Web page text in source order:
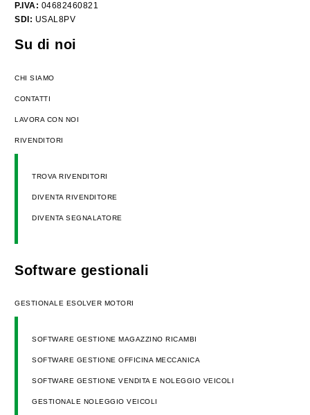
P.IVA: 04682460821
SDI: USAL8PV
Su di noi
CHI SIAMO
CONTATTI
LAVORA CON NOI
RIVENDITORI
TROVA RIVENDITORI
DIVENTA RIVENDITORE
DIVENTA SEGNALATORE
Software gestionali
GESTIONALE ESOLVER MOTORI
SOFTWARE GESTIONE MAGAZZINO RICAMBI
SOFTWARE GESTIONE OFFICINA MECCANICA
SOFTWARE GESTIONE VENDITA E NOLEGGIO VEICOLI
GESTIONALE NOLEGGIO VEICOLI